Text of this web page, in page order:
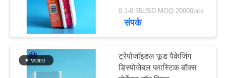
कारखाने
0.1-0.55USD MOQ:20000pcs
संपर्क
ट्रेपोजॉइडल फूड पैकेजिंग
डिस्पोजेबल प्लास्टिक बॉक्स